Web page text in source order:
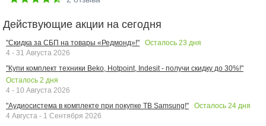
Действующие акции на сегодня
"Скидка за СБП на товары «Редмонд»!" Осталось 23 дня
4 - 31 Августа 2026
"Купи комплект техники Beko, Hotpoint, Indesit - получи скидку до 30%!"
Осталось 2 дня
4 - 10 Августа 2026
"Аудиосистема в комплекте при покупке ТВ Samsung!"
Осталось 24 дня
4 Августа - 1 Сентября 2026